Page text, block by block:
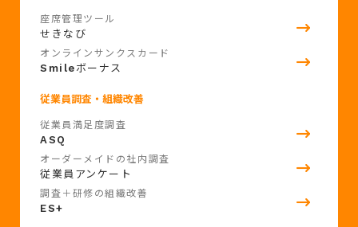
座席管理ツール
せきなび
オンラインサンクスカード
Smile ボーナス
従業員調査・組織改善
従業員満足度調査
ASQ
オーダーメイドの社内調査
従業員アンケート
調査＋研修の組織改善
ES+